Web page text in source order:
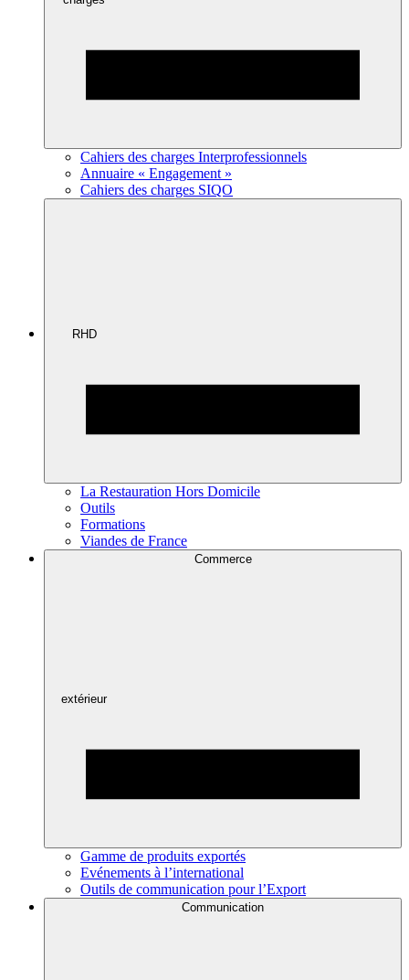
Cahiers des charges Interprofessionnels
Annuaire « Engagement »
Cahiers des charges SIQO
RHD
La Restauration Hors Domicile
Outils
Formations
Viandes de France
Commerce
extérieur
Gamme de produits exportés
Evénements à l’international
Outils de communication pour l’Export
Communication